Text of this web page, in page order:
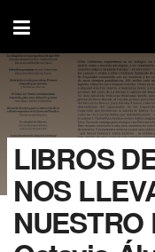
LIBROS
NOS